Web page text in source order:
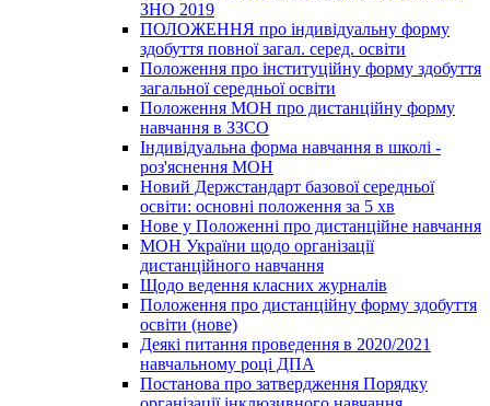
ЗНО 2019
ПОЛОЖЕННЯ про індивідуальну форму
здобуття повної загал. серед. освіти
Положення про інституційну форму здобуття
загальної середньої освіти
Положення МОН про дистанційну форму
навчання в ЗЗСО
Індивідуальна форма навчання в школі -
роз'яснення МОН
Новий Держстандарт базової середньої
освіти: основні положення за 5 хв
Нове у Положенні про дистанційне навчання
МОН України щодо організації
дистанційного навчання
Щодо ведення класних журналів
Положення про дистанційну форму здобуття
освіти (нове)
Деякі питання проведення в 2020/2021
навчальному році ДПА
Постанова про затвердження Порядку